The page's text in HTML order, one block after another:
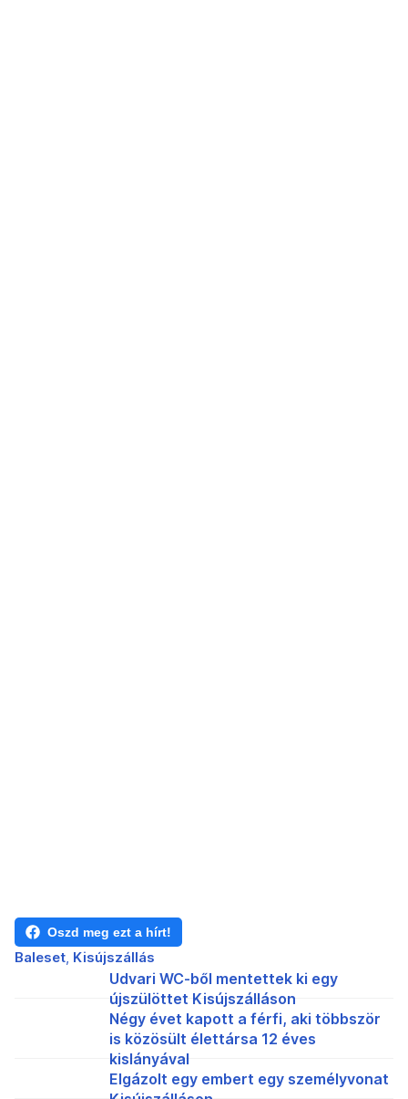
Oszd meg ezt a hírt!
Baleset Kisújszállás
Udvari WC-ből mentettek ki egy
újszülöttet Kisújszálláson
Négy évet kapott a férfi, aki többször
is közösült élettársa 12 éves
kislányával
Elgázolt egy embert egy személyvonat